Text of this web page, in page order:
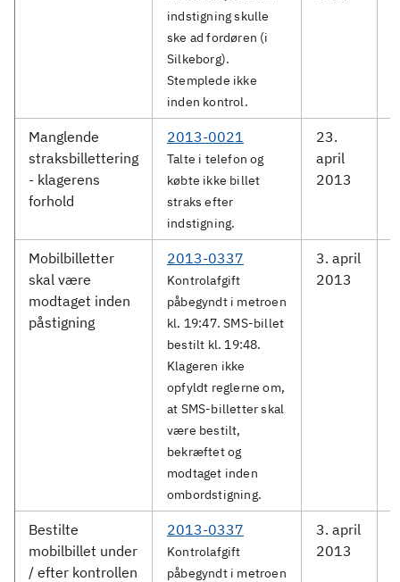
indstigning skulle
ske ad fordøren (i
Silkeborg).
Stemplede ikke
inden kontrol.
Manglende
straksbillettering
- klagerens
forhold
2013-0021
Talte i telefon og
købte ikke billet
straks efter
indstigning.
23.
april
2013
Mobilbilletter
skal være
modtaget inden
påstigning
2013-0337
Kontrolafgift
påbegyndt i metroen
kl. 19:47. SMS-billet
bestilt kl. 19:48.
Klageren ikke
opfyldt reglerne om,
at SMS-billetter skal
være bestilt,
bekræftet og
modtaget inden
ombordstigning.
3. april
2013
Bestilte
mobilbillet under
/ efter kontrollen
2013-0337
Kontrolafgift
påbegyndt i metroen
3. april
2013